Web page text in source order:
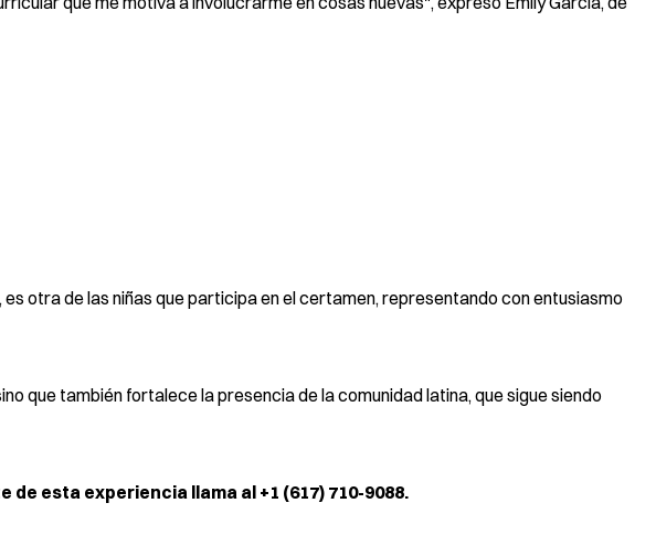
otra de las niñas que participa en el certamen, representando con entusiasmo
que también fortalece la presencia de la comunidad latina, que sigue siendo
esta experiencia llama al +1 (617) 710-9088.